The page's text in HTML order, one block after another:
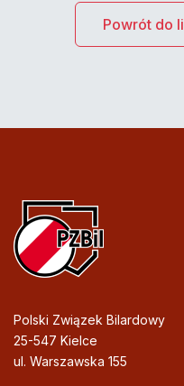
Powrót do
Polski Związek Bilardowy
25-547 Kielce
ul. Warszawska 155